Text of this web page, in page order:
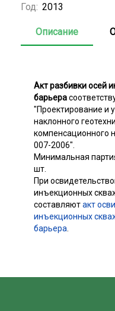
Год: 2013
Описание
Акт разбивки осей
барьера
"Проектирование и
наклонного
компенсационного
007-2006".
Минимальная
шт.
При
инъекционных
составляютакт
инъекционных
барьера